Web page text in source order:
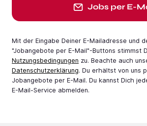
Jobs per E-
Mit der Eingabe Deiner E-Mail­adresse und
"Jobangebote per E-Mail"-Buttons stimmst
Nutzungsbedingungen zu. Beachte auch
Datenschutzerklärung. Du erhältst von uns
Jobangebote per E-Mail. Du kannst Dich
E-Mail-Service abmelden.